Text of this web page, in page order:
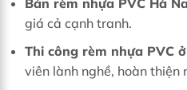
Bán rèm nhựa PVC Hà
giá cả cạnh tranh.
Thi công rèm nhựa PVC
viên lành nghề, hoàn thiện